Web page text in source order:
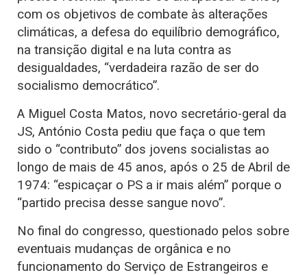
com os objetivos de combate às alterações
climáticas, a defesa do equilíbrio demográfico,
na transição digital e na luta contra as
desigualdades, “verdadeira razão de ser do
socialismo democrático”.
A Miguel Costa Matos, novo secretário-geral da
JS, António Costa pediu que faça o que tem
sido o “contributo” dos jovens socialistas ao
longo de mais de 45 anos, após o 25 de Abril de
1974: “espicaçar o PS a ir mais além” porque o
“partido precisa desse sangue novo”.
No final do congresso, questionado pelos sobre
eventuais mudanças de orgânica e no
funcionamento do Serviço de Estrangeiros e